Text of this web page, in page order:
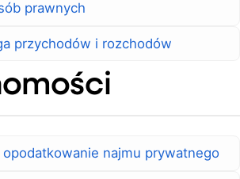
prawnych
przychodów i rozchodów
opodatkowanie najmu prywatnego